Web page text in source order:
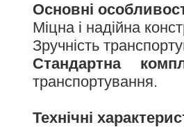
Основні
Міцна і надійна
Зручність
Стандартна
транспортування.
Технічні